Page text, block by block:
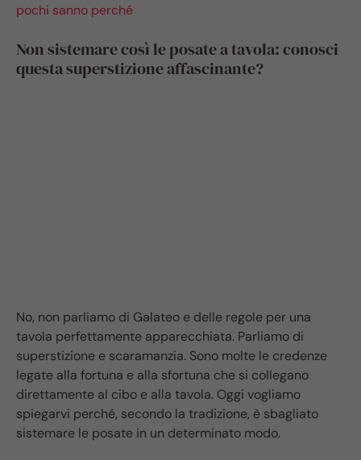
pochi sanno perché
Non sistemare così le posate a tavola: conosci
questa superstizione affascinante?
No, non parliamo di Galateo e delle regole per una
tavola perfettamente apparecchiata. Parliamo di
superstizione e scaramanzia. Sono molte le credenze
legate alla fortuna e alla sfortuna che si collegano
direttamente al cibo e alla tavola. Oggi vogliamo
spiegarvi perché, secondo la tradizione, è sbagliato
sistemare le posate in un determinato modo.